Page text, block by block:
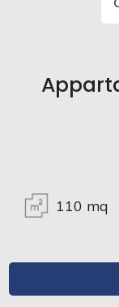
110 mq
Residenziali
Prezzo